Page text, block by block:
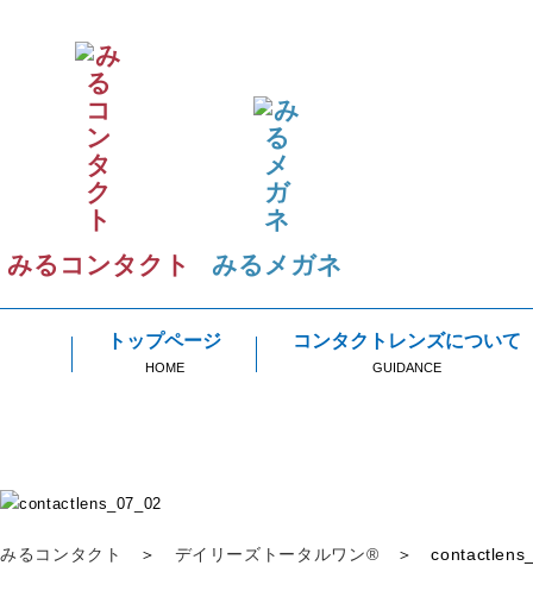
みるコンタクト みるメガネ
トップページ
HOME
コンタクトレンズについて
GUIDANCE
みるコンタクト ＞ デイリーズトータルワン® ＞